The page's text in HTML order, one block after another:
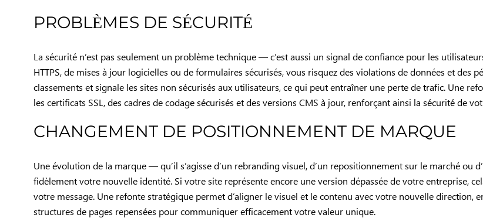
PROBLÈMES DE SÉCURITÉ
La sécurité n’est pas seulement un problème technique — c’est aussi un signal de confiance pour les
HTTPS, de mises à jour logicielles ou de formulaires sécurisés, vous risquez des violations de données et des
classements et signale les sites non sécurisés aux utilisateurs, ce qui peut entraîner une perte de trafic. Une
les certificats SSL, des cadres de codage sécurisés et des versions CMS à jour, renforçant ainsi la sécurité de
CHANGEMENT DE POSITIONNEMENT DE MARQUE
Une évolution de la marque — qu’il s’agisse d’un rebranding visuel, d’un repositionnement sur le marché ou
fidèlement votre nouvelle identité. Si votre site représente encore une version dépassée de votre entreprise,
votre message. Une refonte stratégique permet d’aligner le visuel et le contenu avec votre nouvelle direction,
structures de pages repensées pour communiquer efficacement votre valeur unique.